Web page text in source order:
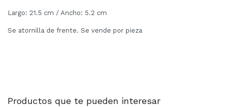
Largo: 21.5 cm / Ancho: 5.2 cm
Se atornilla de frente. Se vende por pieza
Productos que te pueden interesar